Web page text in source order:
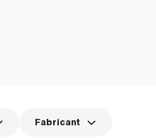
Fabricant